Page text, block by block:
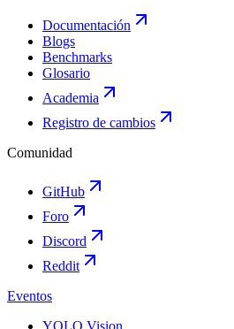
Documentación
Blogs
Benchmarks
Glosario
Academia
Registro de cambios
Comunidad
GitHub
Foro
Discord
Reddit
Eventos
YOLO Vision